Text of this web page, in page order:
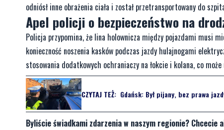
odniósł inne obrażenia ciała i został przetransportowany do
Apel policji o bezpieczeństwo na
Policja przypomina, że lina holownicza między pojazdami musi
konieczność noszenia kasków podczas jazdy hulajnogami
stosowania dodatkowych ochraniaczy na łokcie i kolana, co
CZYTAJ TEŻ: Gdańsk: Był pijany, bez prawa
Byliście świadkami zdarzenia w naszym regionie? Chcecie